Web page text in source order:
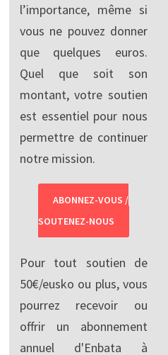
l’importance, même si
vous ne pouvez donner
que quelques euros.
Quel que soit son
montant, votre soutien
est essentiel pour nous
permettre de continuer
notre mission.
ABONNEZ-VOUS /
SOUTENEZ-NOUS
Pour tout soutien de
50€/eusko ou plus, vous
pourrez recevoir ou
offrir un abonnement
annuel d'Enbata à